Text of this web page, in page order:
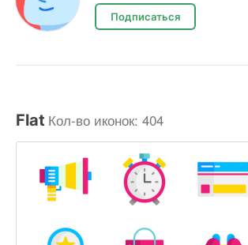
Подписаться
Flat Кол-во иконок: 404